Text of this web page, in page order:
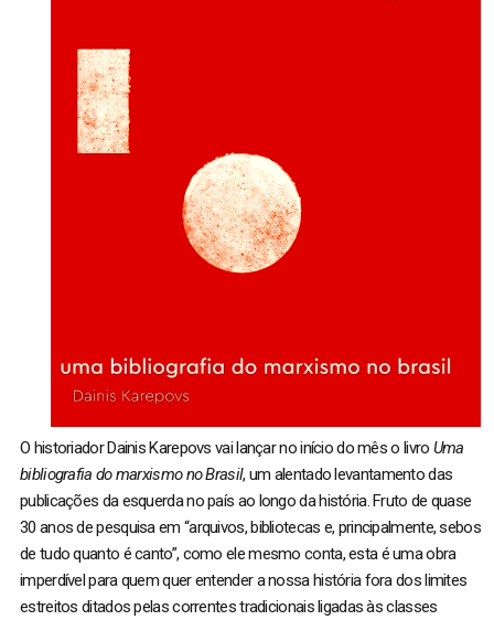
O historiador Dainis Karepovs vai lançar no início do mês o livro Uma
bibliografia do marxismo no Brasil, um alentado levantamento das
publicações da esquerda no país ao longo da história. Fruto de quase
30 anos de pesquisa em “arquivos, bibliotecas e, principalmente, sebos
de tudo quanto é canto”, como ele mesmo conta, esta é uma obra
imperdível para quem quer entender a nossa história fora dos limites
estreitos ditados pelas correntes tradicionais ligadas às classes